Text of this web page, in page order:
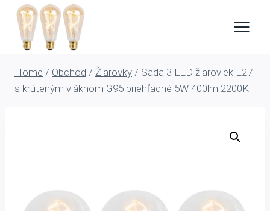
Skip
content
Home / Obchod / Žiarovky / Sada 3 LED žiaroviek E27
s krúteným vláknom G95 priehľadné 5W 400lm 2200K